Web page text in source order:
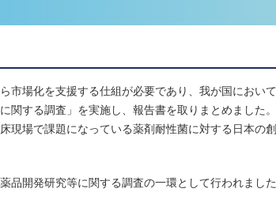
市場化を支援する仕組が必要であり、我が国にお
関する調査」を実施し、報告書を取りまとめまし
現場で課題になっている薬剤耐性菌に対する日本の
開発研究等に関する調査の一環として行われました